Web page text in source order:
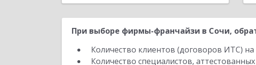
При выборе фирмы-франчайзи в Сочи,
Количество клиентов (договоров ИТС)
Количество специалистов,